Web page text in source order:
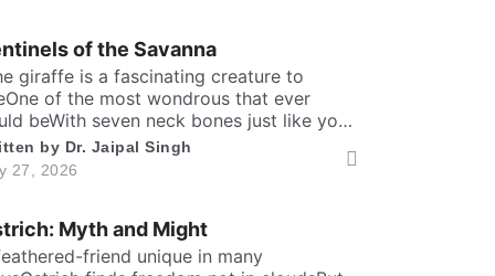
in silence curled. It’s […]
of the Savanna
giraffe is a fascinating creature to
of the most wondrous that ever
beWith seven neck bones just like you
meIt can lift head upto twenty feet high
free. ​ Inside the chest, a massive heart is
brainTo […]
by Dr. Jaipal Singh
27, 2026
Myth and Might
friend unique in many